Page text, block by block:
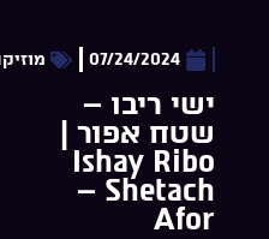
07/24/2024
ישי ריבו –
שטח אפור |
Ishay Ribo
– Shetach
Afor